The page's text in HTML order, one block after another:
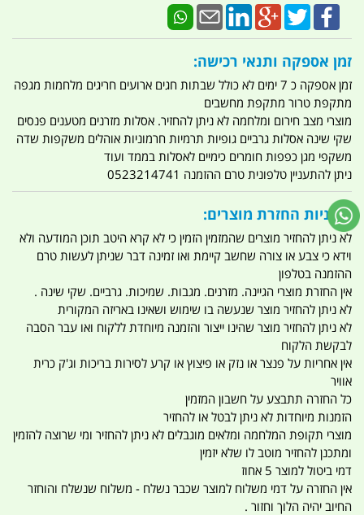
זמן אספקה ותנאי רכישה:
זמן אספקה כ 7 ימים לא כולל שבתות חגים ארועים חריגים מלחמות מגפה
מתקפת טרור מתקפת מחשבים
מוצרי מצב חירום ומלחמה לא ניתן להחזיר. אסלות מזרנים מטענים פנסים
שקי שינה אסלות גרביים גופיות תרמיות חרמוניות אוהלים משקפות שדה
משקפי מגן כפפות חומרים כימיים לאסלות בממד ועוד
ניתן להתעניין טלפונית טרם ההזמנה 0523214741
מדיניות החזרת מוצרים:
לא ניתן להחזיר מוצרים שהמזמין הזמין כי לא קרא היטב תוכן המודעה ולא
וידא כי צבע או צורה שחשב קיימת ואו זמינה דבר שניתן לעשות טרם
ההזמנה בטלפון
אין החזרת מוצרי הגיינה. מזרנים. מגבות. שמיכות. גרביים. שקי שינה .
לא ניתן להחזיר מוצר שנעשה בו שימוש ושאינו באריזה המקורית
לא ניתן להחזיר מוצר שהינו ייצור והזמנה מיוחדת ללקוח ואו עבר הסבה
לבקשת הלקוח
אין אחריות על פנצר או נזק או פיצוץ או קרע לסירות בריכות וג'ק כרית
אוויר
כל החזרה תתבצע על חשבון המזמין
הזמנות מיוחדות לא ניתן לבטל או להחזיר
מוצרי תקופת המלחמה ומלאים מוגבלים לא ניתן להחזיר ומי שרוצה להזמין
ומתכנן להחזיר מוטב לו שלא יזמין
דמי ביטול למוצר 5 אחוז
אין החזרה על דמי משלוח למוצר שכבר נשלח - משלוח שנשלח והוחזר
החיוב יהיה הלוך וחזור .